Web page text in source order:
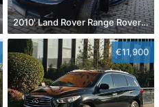
2010' Land Rover Range Rover Sport
€11,900